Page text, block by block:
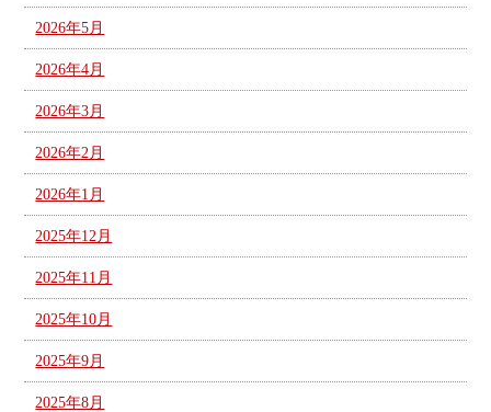
2026年5月
2026年4月
2026年3月
2026年2月
2026年1月
2025年12月
2025年11月
2025年10月
2025年9月
2025年8月